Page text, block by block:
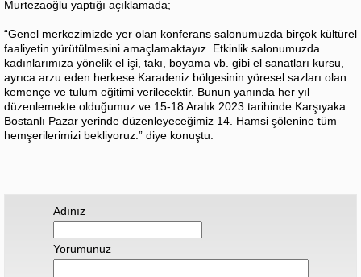
Murtezaoğlu yaptığı açıklamada;
“Genel merkezimizde yer olan konferans salonumuzda birçok kültürel
faaliyetin yürütülmesini amaçlamaktayız. Etkinlik salonumuzda
kadınlarımıza yönelik el işi, takı, boyama vb. gibi el sanatları kursu,
ayrıca arzu eden herkese Karadeniz bölgesinin yöresel sazları olan
kemençe ve tulum eğitimi verilecektir. Bunun yanında her yıl
düzenlemekte olduğumuz ve 15-18 Aralık 2023 tarihinde Karşıyaka
Bostanlı Pazar yerinde düzenleyeceğimiz 14. Hamsi şölenine tüm
hemşerilerimizi bekliyoruz.” diye konuştu.
Adınız
Yorumunuz